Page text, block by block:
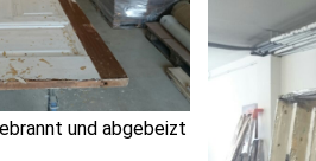
und abgebeizt